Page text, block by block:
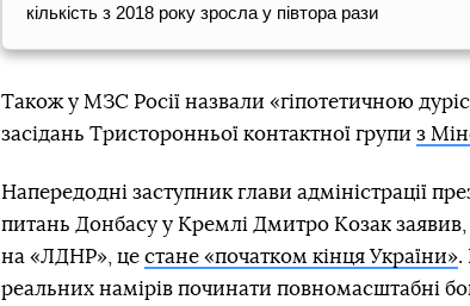
кількість з 2018 року зросла у півтора рази
Також у МЗС Росії назвали «гіпотетичною
засідань Тристоронньої контактної групи з
Напередодні заступник глави адміністрації
питань Донбасу у Кремлі Дмитро Козак
на «ЛДНР», це стане «початком кінця України».
реальних намірів починати повномасштабні